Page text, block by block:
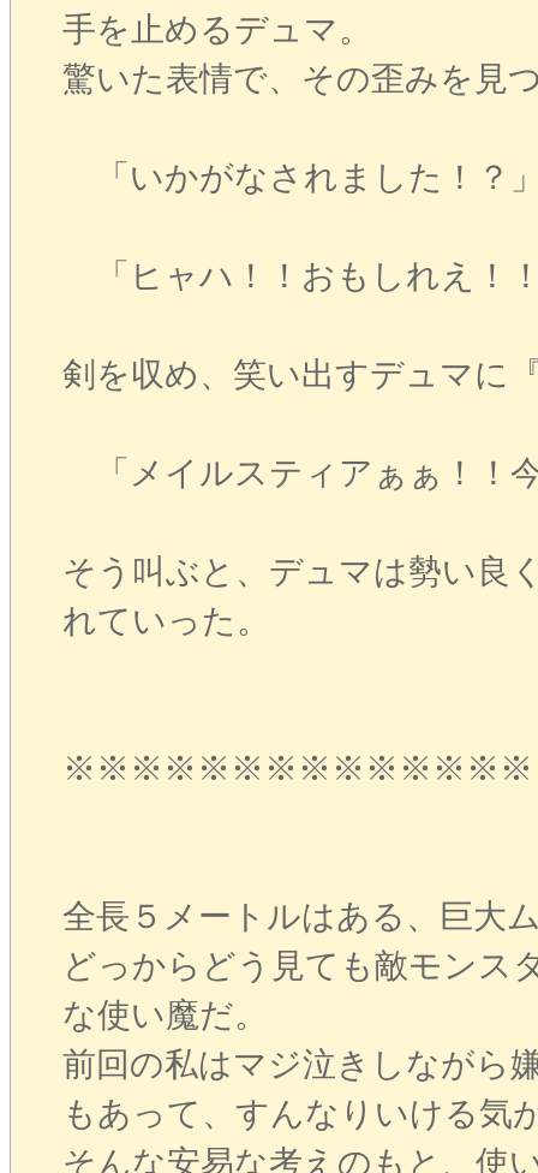
手を止めるデュマ。
驚いた表情で、その歪みを見
「いかがなされました！？
「ヒャハ！！おもしれえ！
剣を収め、笑い出すデュマに
「メイルスティアぁぁ！！
そう叫ぶと、デュマは勢い良
れていった。
全長５メートルはある、巨大
どっからどう見ても敵モンス
な使い魔だ。
前回の私はマジ泣きしながら
もあって、すんなりいける気
そんな安易な考えのもと、使